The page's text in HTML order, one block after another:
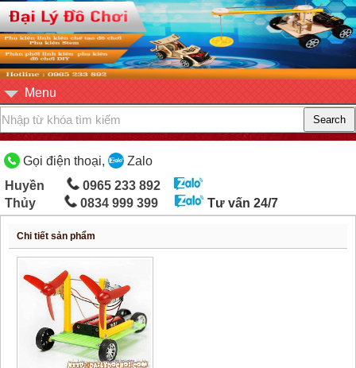
Menu
Gọi điện thoại,
Zalo
Huyền
0965 233 892
Thủy
0834 999 399 Tư vấn 24/7
Chi tiết sản phẩm